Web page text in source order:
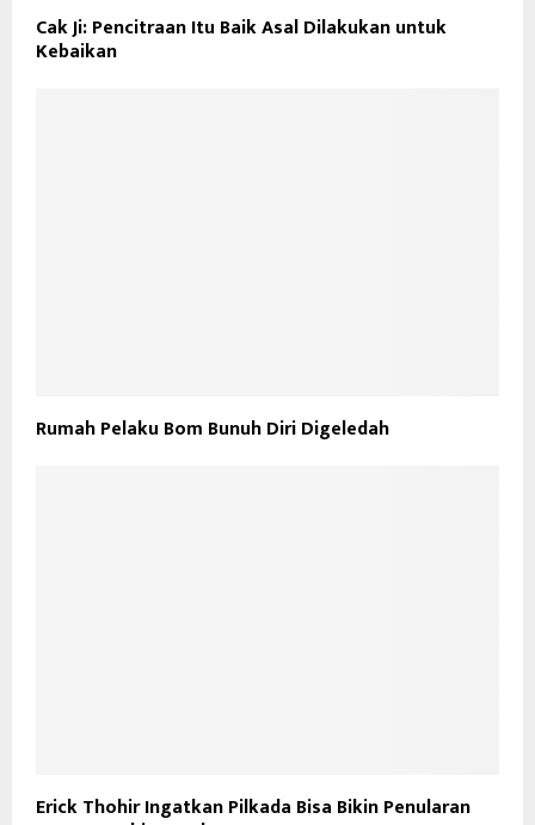
Cak Ji: Pencitraan Itu Baik Asal Dilakukan untuk
Kebaikan
Rumah Pelaku Bom Bunuh Diri Digeledah
Erick Thohir Ingatkan Pilkada Bisa Bikin Penularan